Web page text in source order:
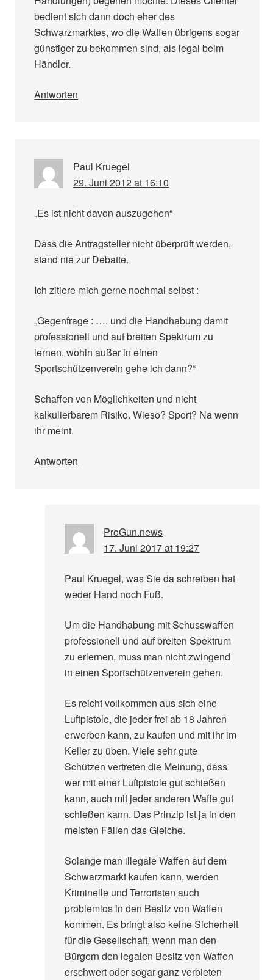
bedient sich dann doch eher des
Schwarzmarktes, wo die Waffen übrigens sogar
günstiger zu bekommen sind, als legal beim
Händler.
Antworten
Paul Kruegel
29. Juni 2012 at 16:10
„Es ist nicht davon auszugehen“
Dass die Antragsteller nicht überprüft werden,
stand nie zur Debatte.
Ich zitiere mich gerne nochmal selbst :
„Gegenfrage : …. und die Handhabung damit
professionell und auf breiten Spektrum zu
lernen, wohin außer in einen
Sportschützenverein gehe ich dann?“
Schaffen von Möglichkeiten und nicht
kalkulierbarem Risiko. Wieso? Sport? Na wenn
ihr meint.
Antworten
ProGun.news
17. Juni 2017 at 19:27
Paul Kruegel, was Sie da schreiben hat
weder Hand noch Fuß.
Um die Handhabung mit Schusswaffen
professionell und auf breiten Spektrum
zu erlernen, muss man nicht zwingend
in einen Sportschützenverein gehen.
Es reicht vollkommen aus sich eine
Luftpistole, die jeder frei ab 18 Jahren
erwerben kann, zu kaufen und mit ihr im
Keller zu üben. Viele sehr gute
Schützen vertreten die Meinung, dass
wer mit einer Luftpistole gut schießen
kann, auch mit jeder anderen Waffe gut
schießen kann. Das Prinzip ist ja in den
meisten Fällen das Gleiche.
Solange man illegale Waffen auf dem
Schwarzmarkt kaufen kann, werden
Kriminelle und Terroristen auch
problemlos in den Besitz von Waffen
kommen. Es bringt also keine Sicherheit
für die Gesellschaft, wenn man den
Bürgern den legalen Besitz von Waffen
erschwert oder sogar ganz verbieten